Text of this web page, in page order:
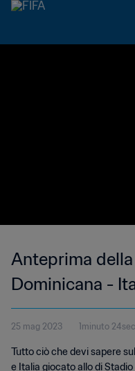
Anteprima
Dominicana -
Coppa del
Argentina 2023
25 mag 2023 1minuto
Tutto ciò che devi sapere
e Italia giocato allo di